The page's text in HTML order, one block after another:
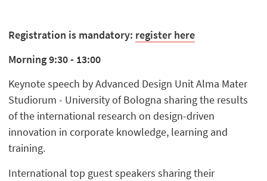
Registration is mandatory: register here
Morning 9:30 - 13:00
Keynote speech by Advanced Design Unit Alma Mater
Studiorum - University of Bologna sharing the results
of the international research on design-driven
innovation in corporate knowledge, learning and
training.
International top guest speakers sharing their